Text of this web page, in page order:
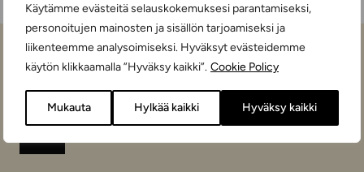
Käytämme evästeitä selauskokemuksesi parantamiseksi,
personoitujen mainosten ja sisällön tarjoamiseksi ja
liikenteemme analysoimiseksi. Hyväksyt evästeidemme
käytön klikkaamalla ”Hyväksy kaikki”. Cookie Policy
Mukauta Hylkää kaikki Hyväksy kaikki
Follow "Wine of the Week" on social media